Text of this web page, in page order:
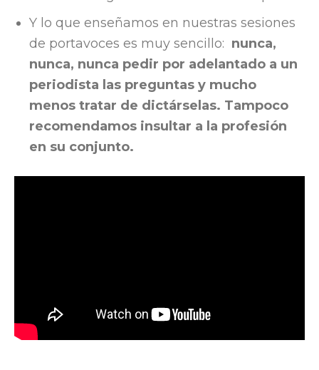
Y lo que enseñamos en nuestras sesiones
de portavoces es muy sencillo: nunca,
nunca, nunca pedir por adelantado a un
periodista las preguntas y mucho
menos tratar de dictárselas. Tampoco
recomendamos insultar a la profesión
en su conjunto.